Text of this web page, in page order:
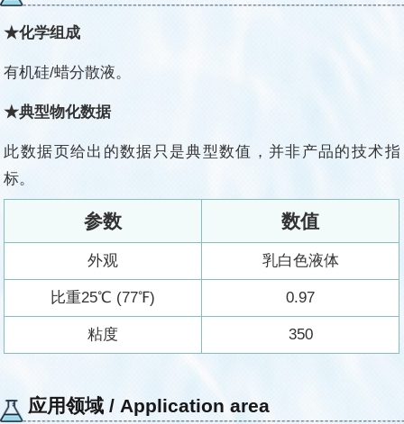
★化学组成
有机硅/蜡分散液。
★典型物化数据
此数据页给出的数据只是典型数值，并非产品的技术指
标。
参数 数值
外观 乳白色液体
比重25℃ (77℉) 0.97
粘度 350
应用领域 / Application area